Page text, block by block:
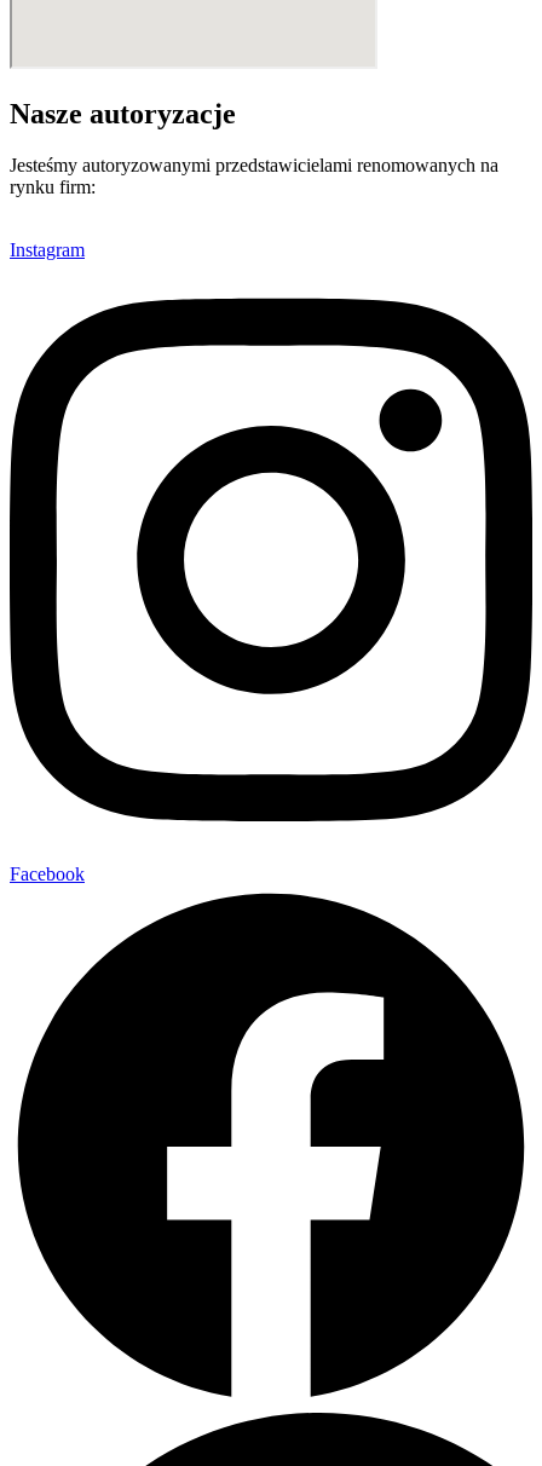
Nasze autoryzacje
Jesteśmy autoryzowanymi przedstawicielami renomowanych na
rynku firm:
Instagram
Facebook